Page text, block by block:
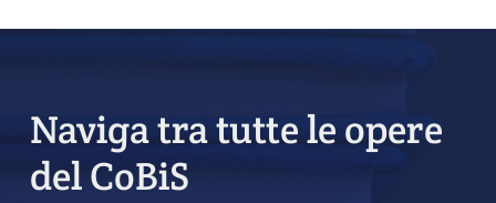
Naviga tra tutte le opere
del CoBiS